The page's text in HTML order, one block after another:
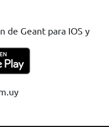
de Geant para IOS y